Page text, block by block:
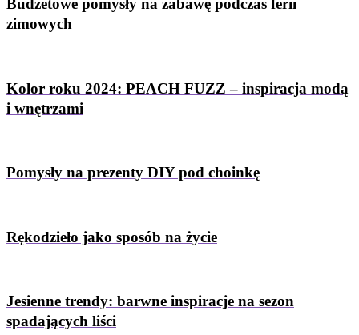
Budżetowe pomysły na zabawę podczas ferii
zimowych
Kolor roku 2024: PEACH FUZZ – inspiracja modą
i wnętrzami
Pomysły na prezenty DIY pod choinkę
Rękodzieło jako sposób na życie
Jesienne trendy: barwne inspiracje na sezon
spadających liści